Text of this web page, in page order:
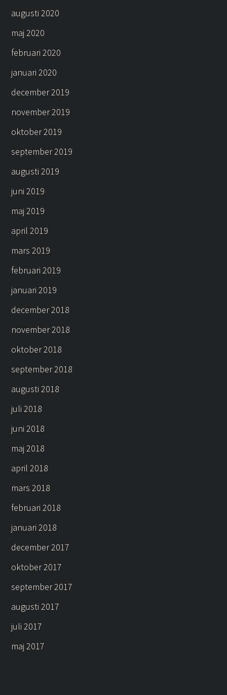
augusti 2020
maj 2020
februari 2020
januari 2020
december 2019
november 2019
oktober 2019
september 2019
augusti 2019
juni 2019
maj 2019
april 2019
mars 2019
februari 2019
januari 2019
december 2018
november 2018
oktober 2018
september 2018
augusti 2018
juli 2018
juni 2018
maj 2018
april 2018
mars 2018
februari 2018
januari 2018
december 2017
oktober 2017
september 2017
augusti 2017
juli 2017
maj 2017